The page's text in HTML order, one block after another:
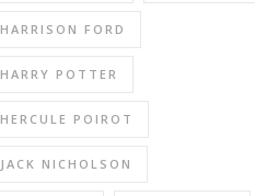
HARRISON FORD
HARRY POTTER
HERCULE POIROT
JACK NICHOLSON